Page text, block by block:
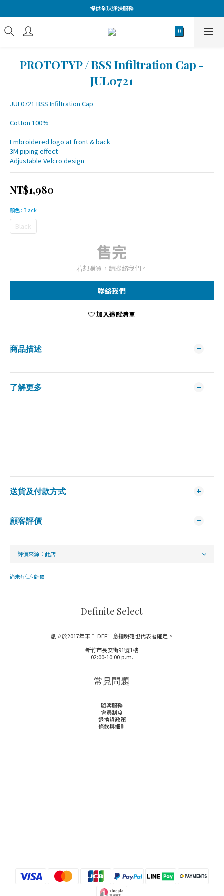
提供全球運送服務
PROTOTYP / BSS Infiltration Cap -
JUL0721
JUL0721 BSS Infiltration Cap
-
Cotton 100%
-
Embroidered logo at front & back
3M piping effect
Adjustable Velcro design
NT$1,980
顏色 : Black
Black
售完
若想購買，請聯絡我們。
聯絡我們
加入追蹤清單
商品描述
了解更多
送貨及付款方式
顧客評價
尚未有任何評價
Definite Select
創立於2017年末 ”DEF”意指明確也代表著確定。
新竹市長安街91號1樓
02:00-10:00 p.m.
常見問題
顧客服務
會員制度
退換貨政策
條款與細則